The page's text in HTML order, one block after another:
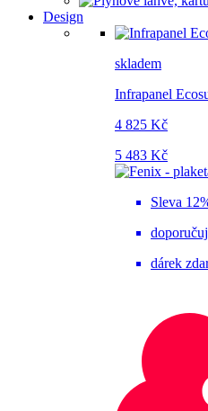
Design
skladem
Infrapanel
4 825 Kč
5 483 Kč
Sleva
dárek